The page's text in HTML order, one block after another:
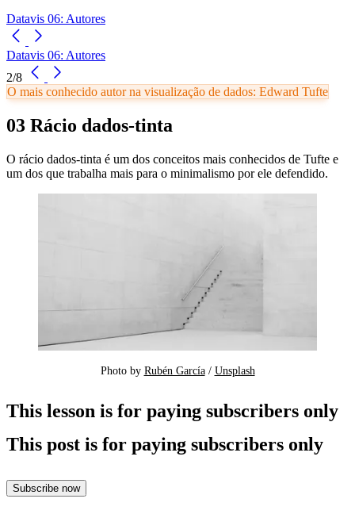
Datavis 06: Autores
Datavis 06: Autores
2/8
O mais conhecido autor na visualização de dados: Edward Tufte
03 Rácio dados-tinta
O rácio dados-tinta é um dos conceitos mais conhecidos de Tufte e
um dos que trabalha mais para o minimalismo por ele defendido.
Photo by Rubén García / Unsplash
This lesson is for paying subscribers only
This post is for paying subscribers only
Subscribe now